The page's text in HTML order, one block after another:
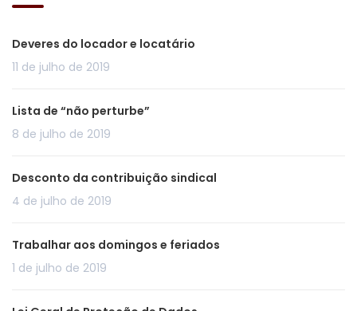
Deveres do locador e locatário
11 de julho de 2019
Lista de “não perturbe”
8 de julho de 2019
Desconto da contribuição sindical
4 de julho de 2019
Trabalhar aos domingos e feriados
1 de julho de 2019